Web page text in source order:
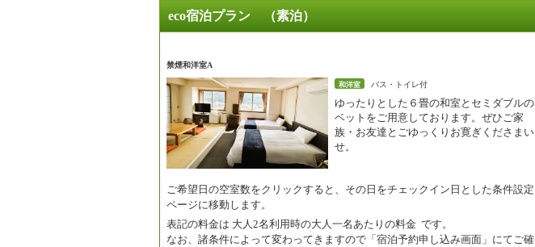
eco宿泊プラン （素泊）
禁煙和洋室A
和洋室 バス・トイレ付
ゆったりとした６畳の和室とセミダブルの
ベットをご用意しております。ぜひご家
族・お友達とごゆっくりお寛ぎくださまい
せ。
ご希望日の空室数をクリックすると、その日をチェックイン日とした条件設定
ページに移動します。
表記の料金は 大人2名利用時の大人一名あたりの料金 です。
なお、諸条件によって変わってきますので「宿泊予約申し込み画面」にてご確